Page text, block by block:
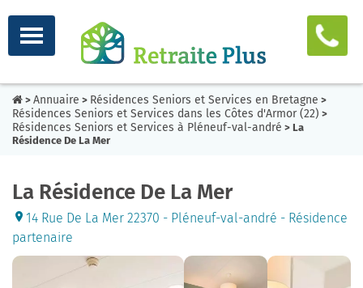
> Annuaire > Résidences Seniors et Services en Bretagne >
Résidences Seniors et Services dans les Côtes d'Armor (22) >
Résidences Seniors et Services à Pléneuf-val-andré > La
Résidence De La Mer
La Résidence De La Mer
14 Rue De La Mer 22370 - Pléneuf-val-andré - Résidence
partenaire